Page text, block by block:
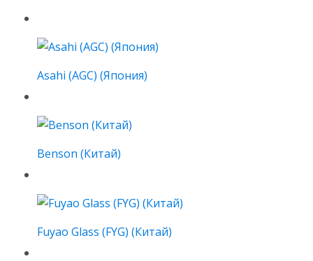
Asahi (AGC) (Япония)
Benson (Китай)
Fuyao Glass (FYG) (Китай)